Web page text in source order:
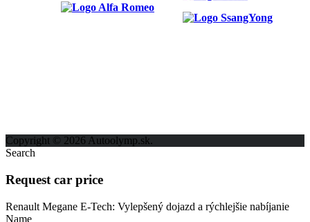
Copyright © 2026 Autoolymp.sk.
Search
Request car price
Renault Megane E-Tech: Vylepšený dojazd a rýchlejšie nabíjanie
Name